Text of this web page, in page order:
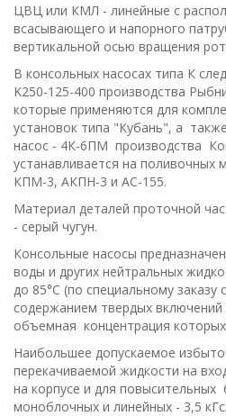
ЦВЦ или КМЛ - линейные с
всасывающего и напорного
вертикальной осью вращения
В консольных насосах типа К
K250-125-400 производства
которые применяются для
установок типа "Кубань", а
насос - 4К-6ПМ производства
устанавливается на
КПМ-3, АКПН-3 и АС-155.
Материал деталей проточной
- серый чугун.
Консольные насосы
воды и других нейтральных
до 85°С (по специальному заказу
содержанием твердых
объемная концентрация
Наибольшее допускаемое
перекачиваемой жидкости на
на корпусе и для повысительных
моноблочных и линейных - 3,5